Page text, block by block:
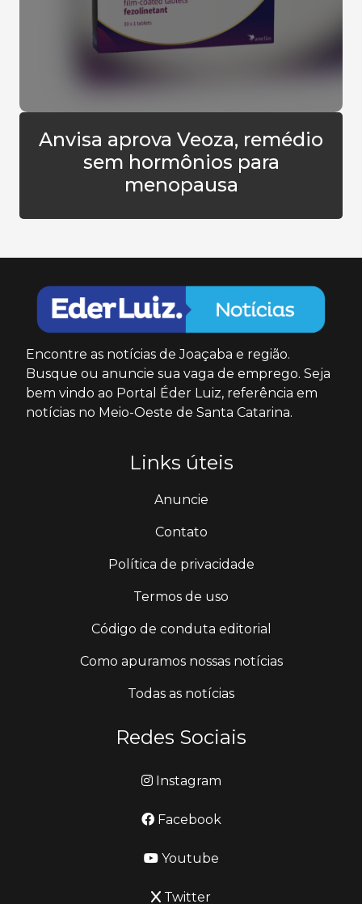
Anvisa aprova Veoza, remédio
sem hormônios para
menopausa
Encontre as notícias de Joaçaba e região.
Busque ou anuncie sua vaga de emprego. Seja
bem vindo ao Portal Éder Luiz, referência em
notícias no Meio-Oeste de Santa Catarina.
Links úteis
Anuncie
Contato
Política de privacidade
Termos de uso
Código de conduta editorial
Como apuramos nossas notícias
Todas as notícias
Redes Sociais
Instagram
Facebook
Youtube
Twitter